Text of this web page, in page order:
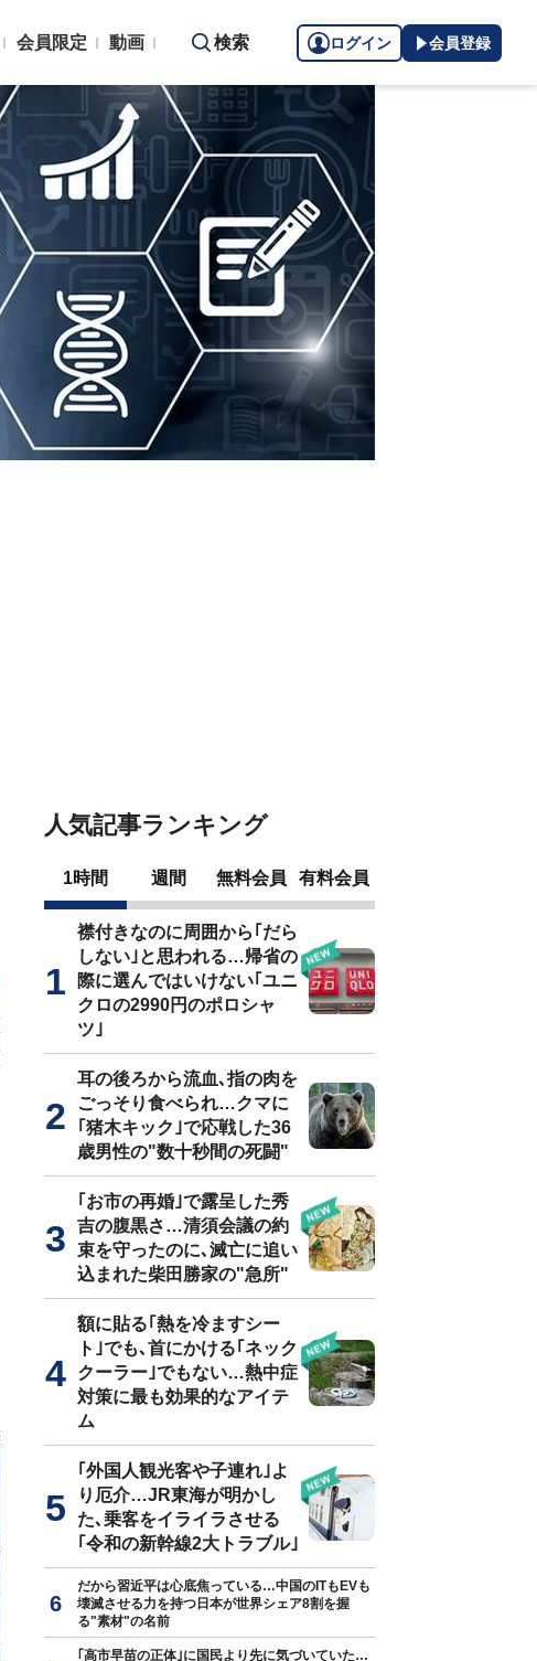
会員限定 動画 検索 ログイン 会員登録
人気記事ランキング
1時間 週間 無料会員 有料会員
襟付きなのに周囲から｢だら
しない｣と思われる…帰省の
際に選んではいけない｢ユニ
クロの2990円のポロシャ
ツ｣
耳の後ろから流血､指の肉を
ごっそり食べられ…クマに
｢猪木キック｣で応戦した36
歳男性の"数十秒間の死闘"
｢お市の再婚｣で露呈した秀
吉の腹黒さ…清須会議の約
束を守ったのに､滅亡に追い
込まれた柴田勝家の"急所"
額に貼る｢熱を冷ますシー
ト｣でも､首にかける｢ネック
クーラー｣でもない…熱中症
対策に最も効果的なアイテ
ム
｢外国人観光客や子連れ｣よ
り厄介…JR東海が明かし
た､乗客をイライラさせる
｢令和の新幹線2大トラブル｣
だから習近平は心底焦っている…中国のITもEVも
壊滅させる力を持つ日本が世界シェア8割を握
る"素材"の名前
｢高市早苗の正体｣に国民より先に気づいていた…